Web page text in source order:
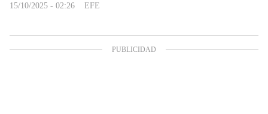
15/10/2025 - 02:26 EFE